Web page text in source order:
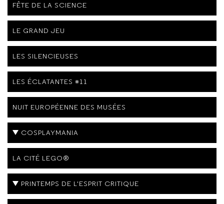
FÊTE DE LA SCIENCE
LE GRAND JEU
LES SILENCIEUSES
LES ÉCLATANTES #11
NUIT EUROPÉENNE DES MUSÉES
COSPLAYMANIA
LA CITÉ LEGO®
PRINTEMPS DE L'ESPRIT CRITIQUE